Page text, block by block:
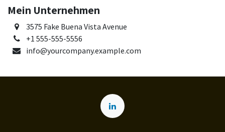
Mein Unternehmen
3575 Fake Buena Vista Avenue
+1 555-555-5556
info@yourcompany.example.com